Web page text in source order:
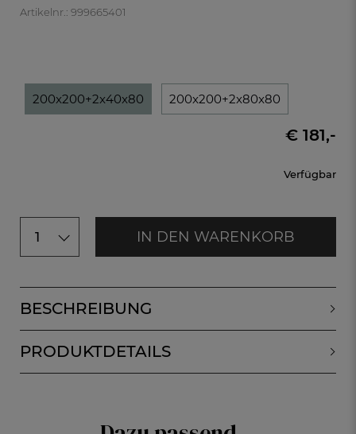
Artikelnr.: 999665401
200x200+2x40x80 200x200+2x80x80
Verfügbar
€ 181,-
1 IN DEN WARENKORB
BESCHREIBUNG
PRODUKTDETAILS